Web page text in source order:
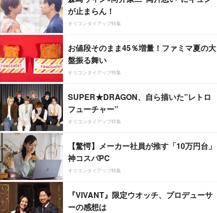
が止まらん！
オリコンタイアップ特集
お値段そのまま45％増量！ファミマ夏の大
盤振る舞い
オリコンタイアップ特集
SUPER★DRAGON、自ら描いた”レトロ
フューチャー”
オリコンタイアップ特集
【驚愕】メーカー社員が推す「10万円台」
神コスパPC
オリコンタイアップ特集
『VIVANT』限定ウオッチ、プロデューサ
ーの感想は